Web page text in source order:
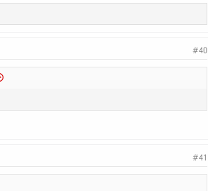
#40
#41